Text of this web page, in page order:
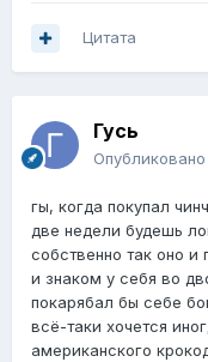
Цитата
Гусь
Опубликовано
гы, когда покупал
две недели будешь
собственно так оно
и знаком у себя во
покарябал бы себе
всё-таки хочется
американского